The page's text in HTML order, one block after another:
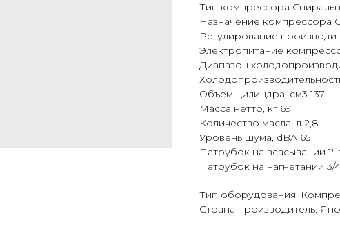
Тип компрессора
Назначение компрессора
Регулирование
Электропитание
Диапазон
Объем цилиндра, см3 137
Масса нетто, кг 69
Количество масла, л 2,8
Уровень шума, dBA 65
Патрубок на всасывании 1"
Патрубок на нагнетании 3/
Тип оборудования:
Страна производитель: